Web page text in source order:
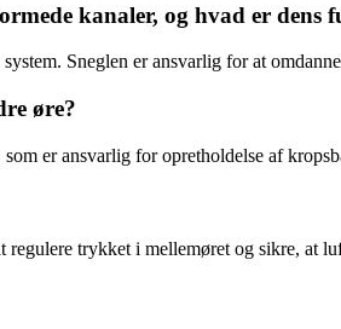
kanaler, og hvad er dens
Sneglen er ansvarlig for at
øre?
er ansvarlig for opretholdelse af
trykket i mellemøret og sikre, at